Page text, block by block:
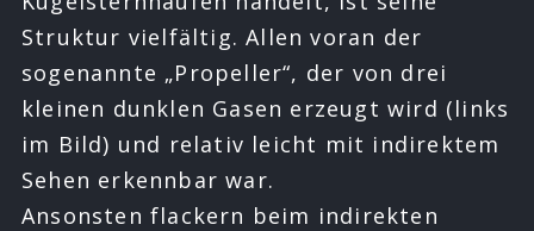
Struktur vielfältig. Allen voran der
sogenannte „Propeller“, der von drei
kleinen dunklen Gasen erzeugt wird (links
im Bild) und relativ leicht mit indirektem
Sehen erkennbar war.
Ansonsten flackern beim indirekten